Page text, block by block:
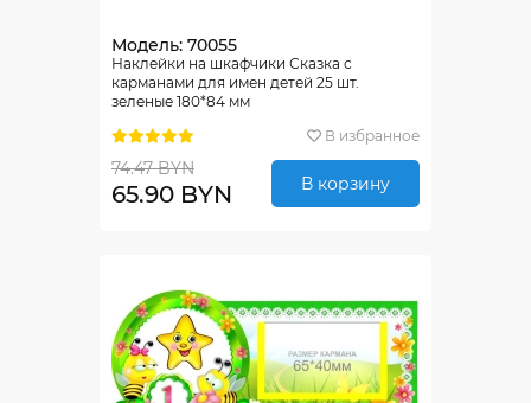
Модель: 70055
Наклейки на шкафчики Сказка с
карманами для имен детей 25 шт.
зеленые 180*84 мм
В избранное
74.47 BYN
65.90 BYN В корзину